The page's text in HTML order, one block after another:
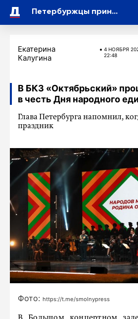
Петербуржцы приняли участие в сборе «Все для Победы»
Екатерина
Калугина
4 НОЯБРЯ
22:48
В БКЗ «Октябрьский»
в честь Дня народного
Глава Петербурга напомнил,
праздник
Фото: https://t.me/smolnypress